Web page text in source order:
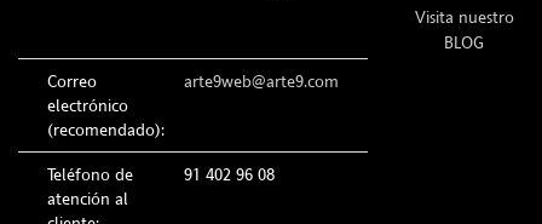
Correo
electrónico
(recomendado):
arte9web@arte9.com
Teléfono de
atención al
91 402 96 08
Visita nuestro
BLOG